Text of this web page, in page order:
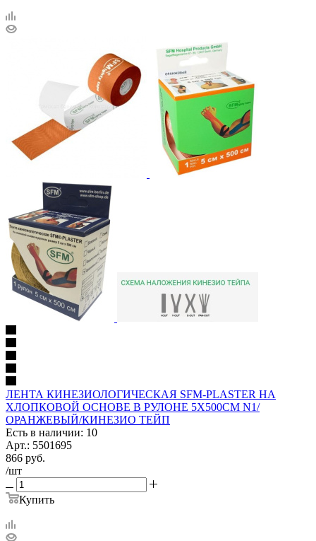
ЛЕНТА КИНЕЗИОЛОГИЧЕСКАЯ SFM-PLASTER НА
ХЛОПКОВОЙ ОСНОВЕ В РУЛОНЕ 5Х500СМ N1/
ОРАНЖЕВЫЙ/КИНЕЗИО ТЕЙП
Есть в наличии: 10
Арт.: 5501695
866 руб.
/шт
Купить